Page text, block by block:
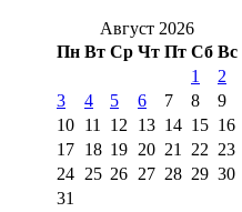
Август 2026
Пн Вт Ср Чт Пт Сб Вс
1
2
3
4 5 6 7 8
9
10 11 12 13 14 15 16
17 18 19 20 21 22 23
24 25 26 27 28 29 30
31